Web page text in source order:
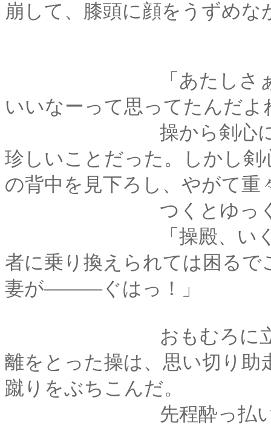
崩して、膝頭に顔をうずめ
「あたしさぁ･･････
いいなーって思ってたんだよ
操から剣心にむけて
珍しいことだった。しかし
の背中を見下ろし、やがて重
つくとゆっくり首
「操殿、いくら蒼紫
者に乗り換えられては困る
妻が―――ぐはっ！」
おもむろに立ち上が
離をとった操は、思い切り
蹴りをぶちこんだ。
先程酔っ払いに見舞